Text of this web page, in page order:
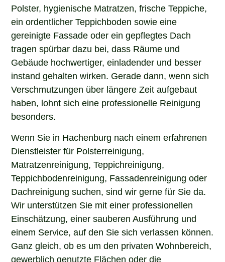
Polster, hygienische Matratzen, frische Teppiche,
ein ordentlicher Teppichboden sowie eine
gereinigte Fassade oder ein gepflegtes Dach
tragen spürbar dazu bei, dass Räume und
Gebäude hochwertiger, einladender und besser
instand gehalten wirken. Gerade dann, wenn sich
Verschmutzungen über längere Zeit aufgebaut
haben, lohnt sich eine professionelle Reinigung
besonders.
Wenn Sie in Hachenburg nach einem erfahrenen
Dienstleister für Polsterreinigung,
Matratzenreinigung, Teppichreinigung,
Teppichbodenreinigung, Fassadenreinigung oder
Dachreinigung suchen, sind wir gerne für Sie da.
Wir unterstützen Sie mit einer professionellen
Einschätzung, einer sauberen Ausführung und
einem Service, auf den Sie sich verlassen können.
Ganz gleich, ob es um den privaten Wohnbereich,
gewerblich genutzte Flächen oder die